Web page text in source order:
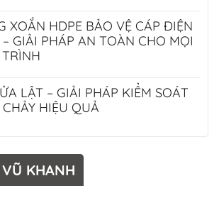
XOẮN HDPE BẢO VỆ CÁP ĐIỆN
GIẢI PHÁP AN TOÀN CHO MỌI
LẬT – GIẢI PHÁP KIỂM SOÁT
HIỆU QUẢ
KHANH